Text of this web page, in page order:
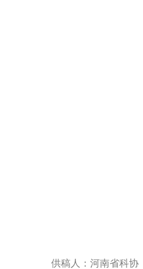
供稿人：河南省科协